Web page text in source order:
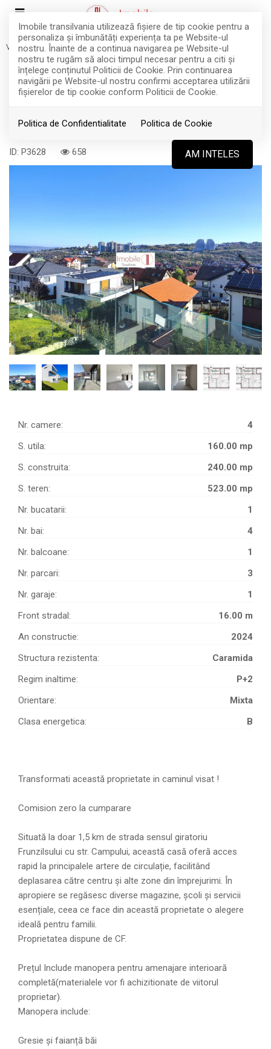
Imobile transilvania utilizează fişiere de tip cookie pentru a
personaliza și îmbunătăți experiența ta pe Website-ul
nostru. Înainte de a continua navigarea pe Website-ul
nostru te rugăm să aloci timpul necesar pentru a citi și
înțelege conținutul Politicii de Cookie. Prin continuarea
navigării pe Website-ul nostru confirmi acceptarea utilizării
fişierelor de tip cookie conform Politicii de Cookie.
Politica de Confidentialitate Politica de Cookie
AM INTELES
Vanzare Case Cluj-Napoca Manastur
Casa TIP DUPLEX | 4 DORMITOARE |
zona Campului | Cluj-Napoca
Cluj-Napoca, Manastur
ID: P3628 658
COMISION 0% DE VANZARE
Nr. camere:
4
S. utila:
160.00 mp
S. construita:
240.00 mp
S. teren:
523.00 mp
Nr. bucatarii:
1
Nr. bai:
4
Nr. balcoane:
1
Nr. parcari:
3
Nr. garaje:
1
Front stradal:
16.00 m
An constructie:
2024
Structura rezistenta:
Caramida
Regim inaltime:
P+2
Orientare:
Mixta
Clasa energetica:
B
Transformati această proprietate in caminul visat !
Comision zero la cumparare
Situată la doar 1,5 km de strada sensul giratoriu
Frunzilsului cu str. Campului, această casă oferă acces
rapid la principalele artere de circulație, facilitând
deplasarea către centru și alte zone din împrejurimi. În
apropiere se regăsesc diverse magazine, școli și servicii
esențiale, ceea ce face din această proprietate o alegere
ideală pentru familii.
Proprietatea dispune de CF.
Prețul Include manopera pentru amenajare interioară
completă(materialele vor fi achizitionate de viitorul
proprietar).
Manopera include:
Gresie și faianță băi